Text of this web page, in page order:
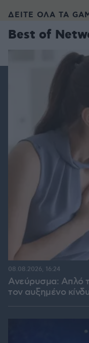
ΔΕΙΤΕ ΟΛΑ ΤΑ
Best of
Ανεύρυσμα: Απλό
τον αυξημένο
08.08.2026, 16:24